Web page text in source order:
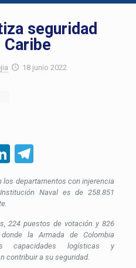
seguridad
18 junio 2022
LinkedIn
los departamentos con injerencia
Naval es de 258.851
224 puestos de votación y 826
la Armada de Colombia
capacidades logísticas y
contribuir a su seguridad.